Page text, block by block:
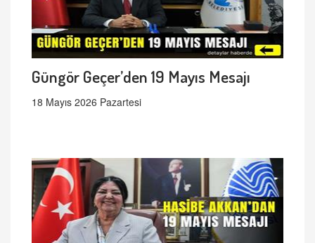
Güngör Geçer’den 19 Mayıs Mesajı
18 Mayıs 2026 Pazartesi